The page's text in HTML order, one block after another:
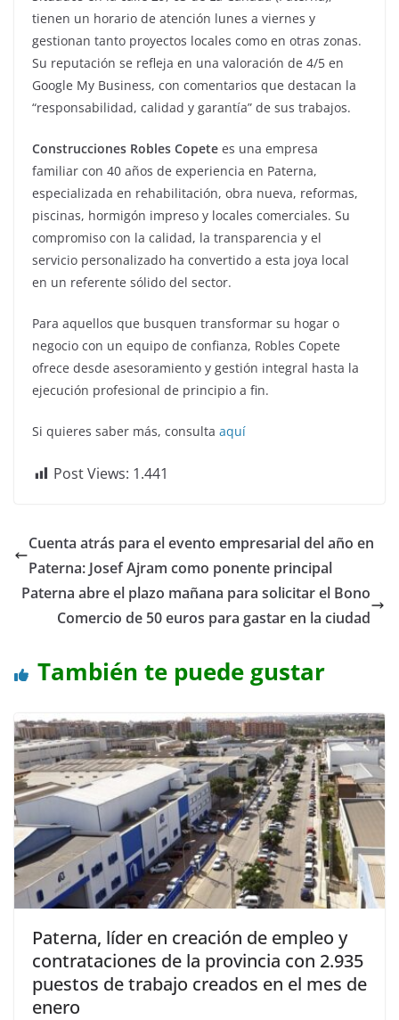
tienen un horario de atención lunes a viernes y
gestionan tanto proyectos locales como en otras zonas.
Su reputación se refleja en una valoración de 4/5 en
Google My Business, con comentarios que destacan la
“responsabilidad, calidad y garantía” de sus trabajos.
Construcciones Robles Copete es una empresa
familiar con 40 años de experiencia en Paterna,
especializada en rehabilitación, obra nueva, reformas,
piscinas, hormigón impreso y locales comerciales. Su
compromiso con la calidad, la transparencia y el
servicio personalizado ha convertido a esta joya local
en un referente sólido del sector.
Para aquellos que busquen transformar su hogar o
negocio con un equipo de confianza, Robles Copete
ofrece desde asesoramiento y gestión integral hasta la
ejecución profesional de principio a fin.
Si quieres saber más, consulta aquí
Post Views: 1.441
Cuenta atrás para el evento empresarial del año en
Paterna: Josef Ajram como ponente principal
Paterna abre el plazo mañana para solicitar el Bono
Comercio de 50 euros para gastar en la ciudad
También te puede gustar
Paterna, líder en creación de empleo y
contrataciones de la provincia con 2.935
puestos de trabajo creados en el mes de
enero